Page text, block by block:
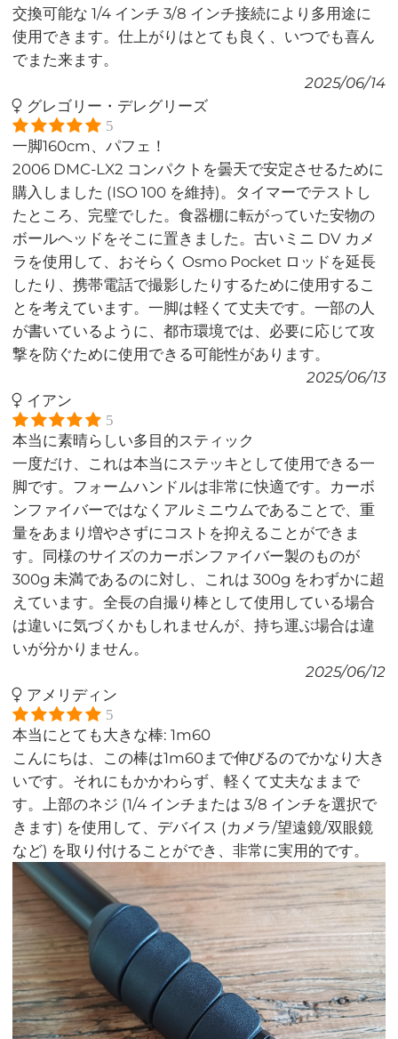
交換可能な 1/4 インチ 3/8 インチ接続により多用途に
使用できます。仕上がりはとても良く、いつでも喜ん
でまた来ます。
2025/06/14
グレゴリー・デレグリーズ
5
一脚160cm、パフェ！
2006 DMC-LX2 コンパクトを曇天で安定させるために
購入しました (ISO 100 を維持)。タイマーでテストし
たところ、完璧でした。食器棚に転がっていた安物の
ボールヘッドをそこに置きました。古いミニ DV カメ
ラを使用して、おそらく Osmo Pocket ロッドを延長
したり、携帯電話で撮影したりするために使用するこ
とを考えています。一脚は軽くて丈夫です。一部の人
が書いているように、都市環境では、必要に応じて攻
撃を防ぐために使用できる可能性があります。
2025/06/13
イアン
5
本当に素晴らしい多目的スティック
一度だけ、これは本当にステッキとして使用できる一
脚です。フォームハンドルは非常に快適です。カーボ
ンファイバーではなくアルミニウムであることで、重
量をあまり増やさずにコストを抑えることができま
す。同様のサイズのカーボンファイバー製のものが
300g 未満であるのに対し、これは 300g をわずかに超
えています。全長の自撮り棒として使用している場合
は違いに気づくかもしれませんが、持ち運ぶ場合は違
いが分かりません。
2025/06/12
アメリディン
5
本当にとても大きな棒: 1m60
こんにちは、この棒は1m60まで伸びるのでかなり大き
いです。それにもかかわらず、軽くて丈夫なままで
す。上部のネジ (1/4 インチまたは 3/8 インチを選択で
きます) を使用して、デバイス (カメラ/望遠鏡/双眼鏡
など) を取り付けることができ、非常に実用的です。